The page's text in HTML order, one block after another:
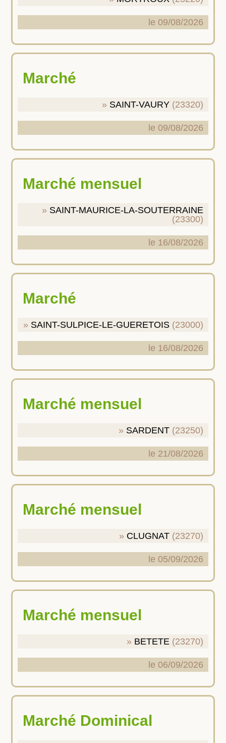
le 09/08/2026
Marché
SAINT-VAURY (23320)
le 09/08/2026
Marché mensuel
SAINT-MAURICE-LA-SOUTERRAINE
(23300)
le 16/08/2026
Marché
SAINT-SULPICE-LE-GUERETOIS (23000)
le 16/08/2026
Marché mensuel
SARDENT (23250)
le 21/08/2026
Marché mensuel
CLUGNAT (23270)
le 05/09/2026
Marché mensuel
BETETE (23270)
le 06/09/2026
Marché Dominical